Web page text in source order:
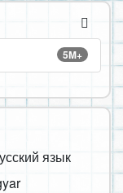
5M+
язык